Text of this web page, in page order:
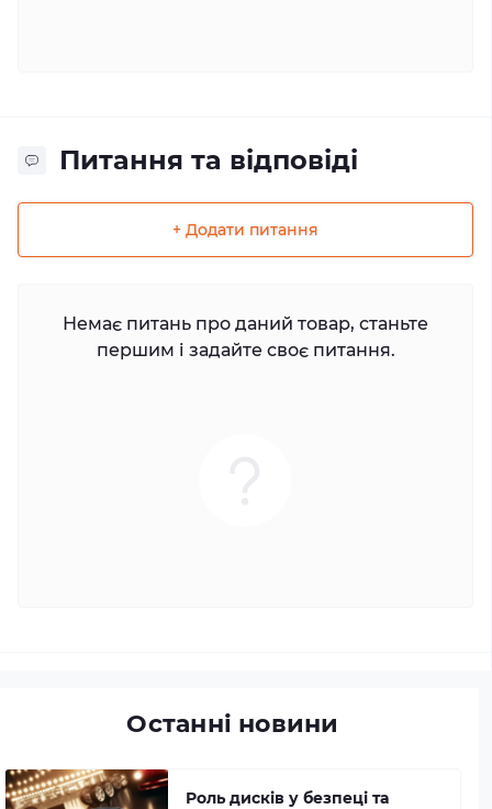
Питання та відповіді
+ Додати питання
Немає питань про даний товар, станьте
першим і задайте своє питання.
Останні новини
Роль дисків у безпеці та